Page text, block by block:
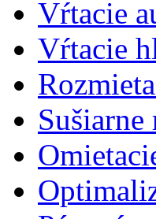
Vŕtacie
Vŕtacie